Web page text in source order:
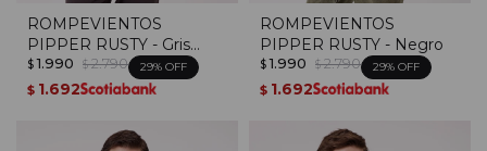
ROMPEVIENTOS
PIPPER RUSTY - Gris
Oscuro
$ 1.990 $ 2.790 29
$ 1.692
ROMPEVIENTOS
PIPPER RUSTY - Negro
$ 1.990 $ 2.790 29
$ 1.692